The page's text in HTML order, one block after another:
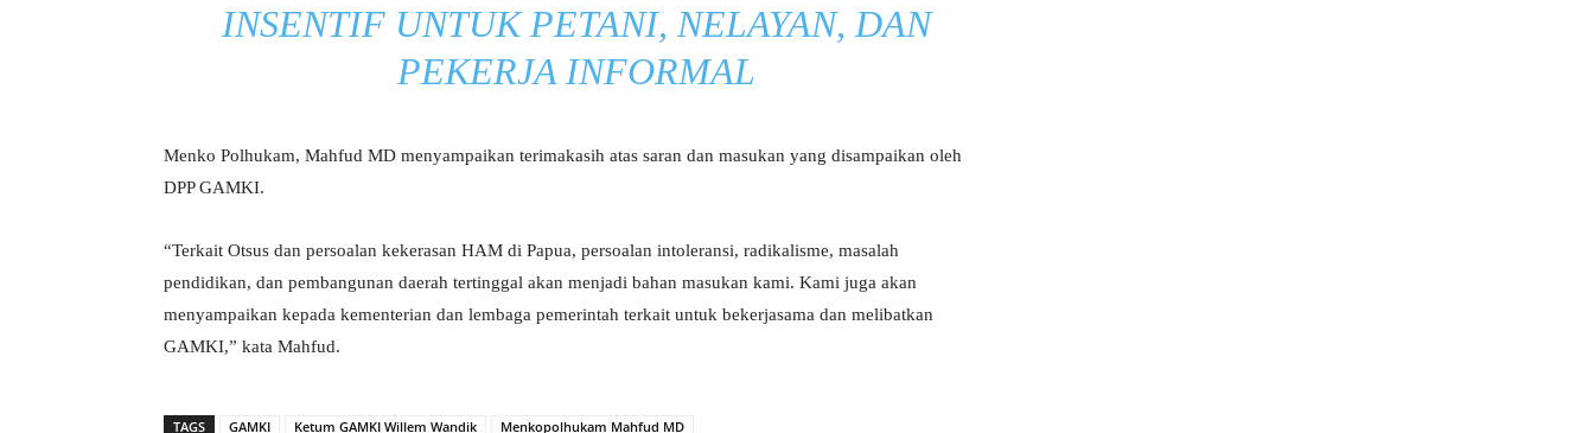
INSENTIF UNTUK PETANI, NELAYAN, DAN
PEKERJA INFORMAL
Menko Polhukam, Mahfud MD menyampaikan terimakasih atas saran dan masukan yang disampaikan oleh
DPP GAMKI.
“Terkait Otsus dan persoalan kekerasan HAM di Papua, persoalan intoleransi, radikalisme, masalah
pendidikan, dan pembangunan daerah tertinggal akan menjadi bahan masukan kami. Kami juga akan
menyampaikan kepada kementerian dan lembaga pemerintah terkait untuk bekerjasama dan melibatkan
GAMKI,” kata Mahfud.
TAGS GAMKI Ketum GAMKI Willem Wandik Menkopolhukam Mahfud MD